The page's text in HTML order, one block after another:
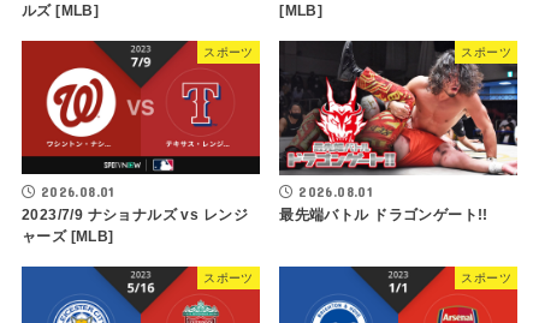
ルズ [MLB]
[MLB]
スポーツ
2026.08.01
2023/7/9 ナショナルズ vs レンジ
ャーズ [MLB]
スポーツ
2026.08.01
最先端バトル ドラゴンゲート!!
スポーツ スポーツ